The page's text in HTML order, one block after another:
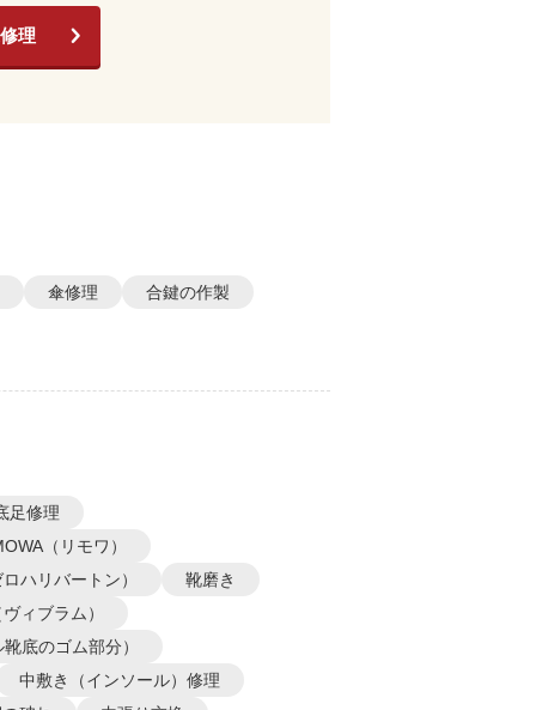
理
傘修理 合鍵の作製
足修理
（リモワ）
ハリバートン）
靴磨き
ィブラム）
底のゴム部分）
中敷き（インソール）修理